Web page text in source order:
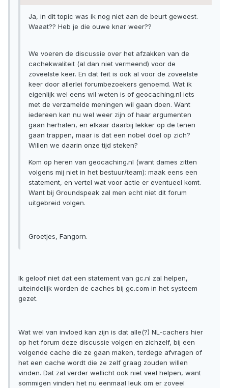
Ja, in dit topic was ik nog niet aan de beurt geweest.
Waaat?? Heb je die ouwe knar weer??
We voeren de discussie over het afzakken van de
cachekwaliteit (al dan niet vermeend) voor de
zoveelste keer. En dat feit is ook al voor de zoveelste
keer door allerlei forumbezoekers genoemd. Wat ik
eigenlijk wel eens wil weten is of geocaching.nl iets
met de verzamelde meningen wil gaan doen. Want
iedereen kan nu wel weer zijn of haar argumenten
gaan herhalen, en elkaar daarbij lekker op de tenen
gaan trappen, maar is dat een nobel doel op zich?
Willen we daarin onze tijd steken?
Kom op heren van geocaching.nl (want dames zitten
volgens mij niet in het bestuur/team): maak eens een
statement, en vertel wat voor actie er eventueel komt.
Want bij Groundspeak zal men echt niet dit forum
uitgebreid volgen.
Groetjes, Fangorn.
Ik geloof niet dat een statement van gc.nl zal helpen,
uiteindelijk worden de caches bij gc.com in het systeem
gezet.
Wat wel van invloed kan zijn is dat alle(?) NL-cachers hier
op het forum deze discussie volgen en zichzelf, bij een
volgende cache die ze gaan maken, terdege afvragen of
het een cache wordt die ze zelf graag zouden willen
vinden. Dat zal verder wellicht ook niet veel helpen, want
sommigen vinden het nu eenmaal leuk om er zoveel